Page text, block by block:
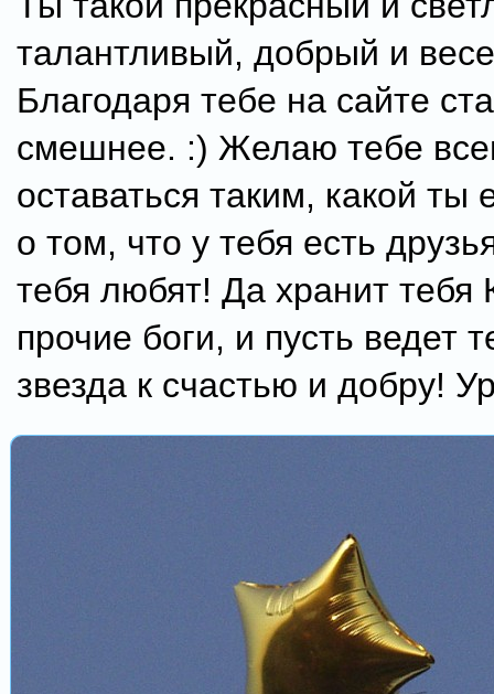
талантливый, добрый и
Благодаря тебе на сайте
смешнее. :) Желаю тебе
оставаться таким, какой ты
о том, что у тебя есть
тебя любят! Да хранит тебя
прочие боги, и пусть ведет
звезда к счастью и добру!